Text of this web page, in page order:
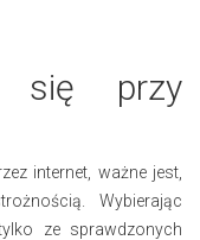
się przy
internet, ważne jest,
Wybierając
ze sprawdzonych